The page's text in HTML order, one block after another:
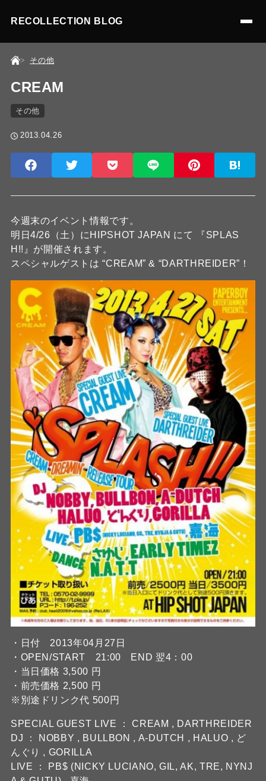
RECOLLECTION BLOG
その他
CREAM
その他
2013.04.26
今週末のイベント情報です。
明日4/26（土）にHIPSHOT JAPAN にて 『SPLAS
H!!』が開催されます。
スペシャルゲストは “CREAM” & “DARTHREIDER”！
・日付 2013年04月27日
・OPEN/START 21:00 END 翌4：00
・当日価格 3,500 円
・前売価格 2,500 円
※別途ドリンク代 500円
SPECIAL GUEST LIVE ： CREAM , DARTHREIDER
DJ ： NOBBY , BULLBON , A-DUTCH , HALUO , ど
んぐり , GORILLA
LIVE ： PB$ (NICKY LUCIANO, GIL, AK, TRE, NYNJ